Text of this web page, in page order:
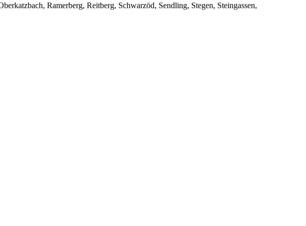
Ramerberg, Reitberg, Schwarzöd, Sendling, Stegen, Steingassen,